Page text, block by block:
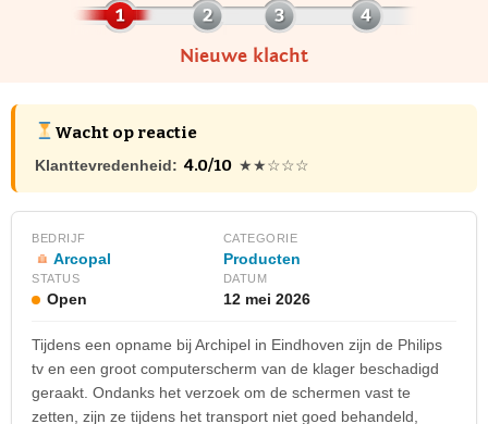
Nieuwe klacht
Wacht op reactie
Klanttevredenheid: 4.0/10 ★★☆☆☆
BEDRIJF
Arcopal
CATEGORIE
Producten
STATUS
Open
DATUM
12 mei 2026
Tijdens een opname bij Archipel in Eindhoven zijn de Philips
tv en een groot computerscherm van de klager beschadigd
geraakt. Ondanks het verzoek om de schermen vast te
zetten, zijn ze tijdens het transport niet goed behandeld,